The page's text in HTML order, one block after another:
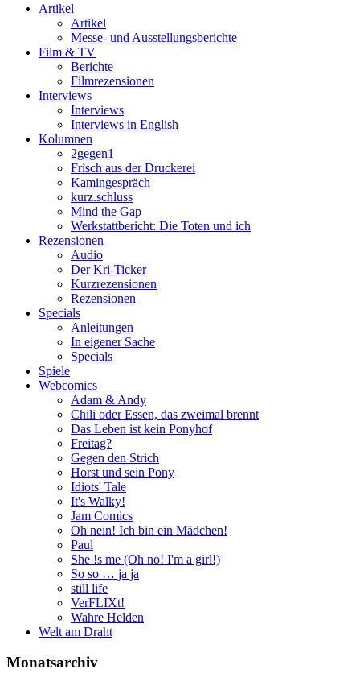
Artikel
Artikel
Messe- und Ausstellungsberichte
Film & TV
Berichte
Filmrezensionen
Interviews
Interviews
Interviews in English
Kolumnen
2gegen1
Frisch aus der Druckerei
Kamingespräch
kurz.schluss
Mind the Gap
Werkstattbericht: Die Toten und ich
Rezensionen
Audio
Der Kri-Ticker
Kurzrezensionen
Rezensionen
Specials
Anleitungen
In eigener Sache
Specials
Spiele
Webcomics
Adam & Andy
Chili oder Essen, das zweimal brennt
Das Leben ist kein Ponyhof
Freitag?
Gegen den Strich
Horst und sein Pony
Idiots' Tale
It's Walky!
Jam Comics
Oh nein! Ich bin ein Mädchen!
Paul
She !s me (Oh no! I'm a girl!)
So so … ja ja
still life
VerFLIXt!
Wahre Helden
Welt am Draht
Monatsarchiv